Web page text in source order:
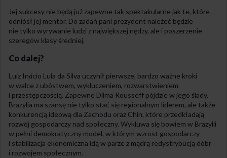
Jej sukcesy nie będą już zapewne tak spektakularne jak te, które
odniósł jej mentor. Do zadań pani prezydent należeć będzie
nie tylko wyrywanie ludzi z największej nędzy, ale i poszerzenie
szeregów klasy średniej.
Co dalej?
Luiz Inácio Lula da Silva uczynił pierwsze, bardzo ważne kroki
w walce z ubóstwem, wykluczeniem, rozwarstwieniem
i przestępczością. Zapewne Dilma Rousseff pójdzie w jego ślady.
Brazylia ma szansę nie tylko stać się regionalnym liderem, ale także
konkurencją ideową dla Zachodu oraz Chin, które przedkładają
rozwój gospodarczy nad społeczny. Wykluwa się bowiem w Brazylii
w pełni demokratyczny model, w którym wzrost gospodarczy
i stabilizacja ekonomiczna idą w parze z mądrą redystrybucją dóbr
i rozwojem społecznym.